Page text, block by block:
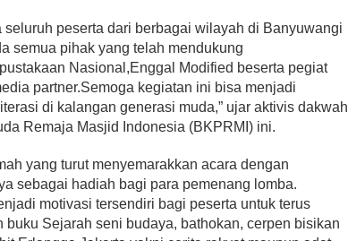
peserta dari berbagai wilayah di Banyuwangi
semua pihak yang telah mendukung
Nasional,Enggal Modified beserta pegiat
partner.Semoga kegiatan ini bisa menjadi
di kalangan generasi muda,” ujar aktivis dakwah
Remaja Masjid Indonesia (BKPRMI) ini.
yang turut menyemarakkan acara dengan
sebagai hadiah bagi para pemenang lomba.
motivasi tersendiri bagi peserta untuk terus
Sejarah seni budaya, bathokan, cerpen bisikan